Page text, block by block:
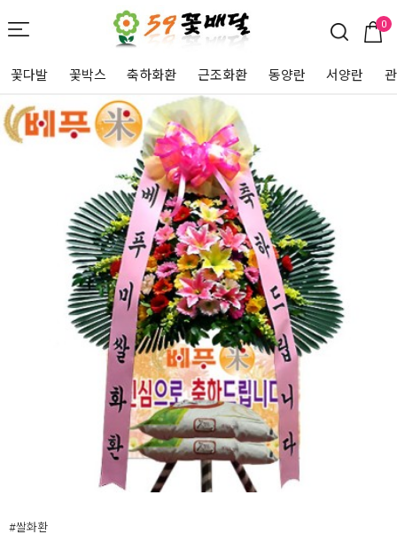
0
꽃다발 꽃박스 축하화환 근조화환 동양란 서양란
#쌀화환